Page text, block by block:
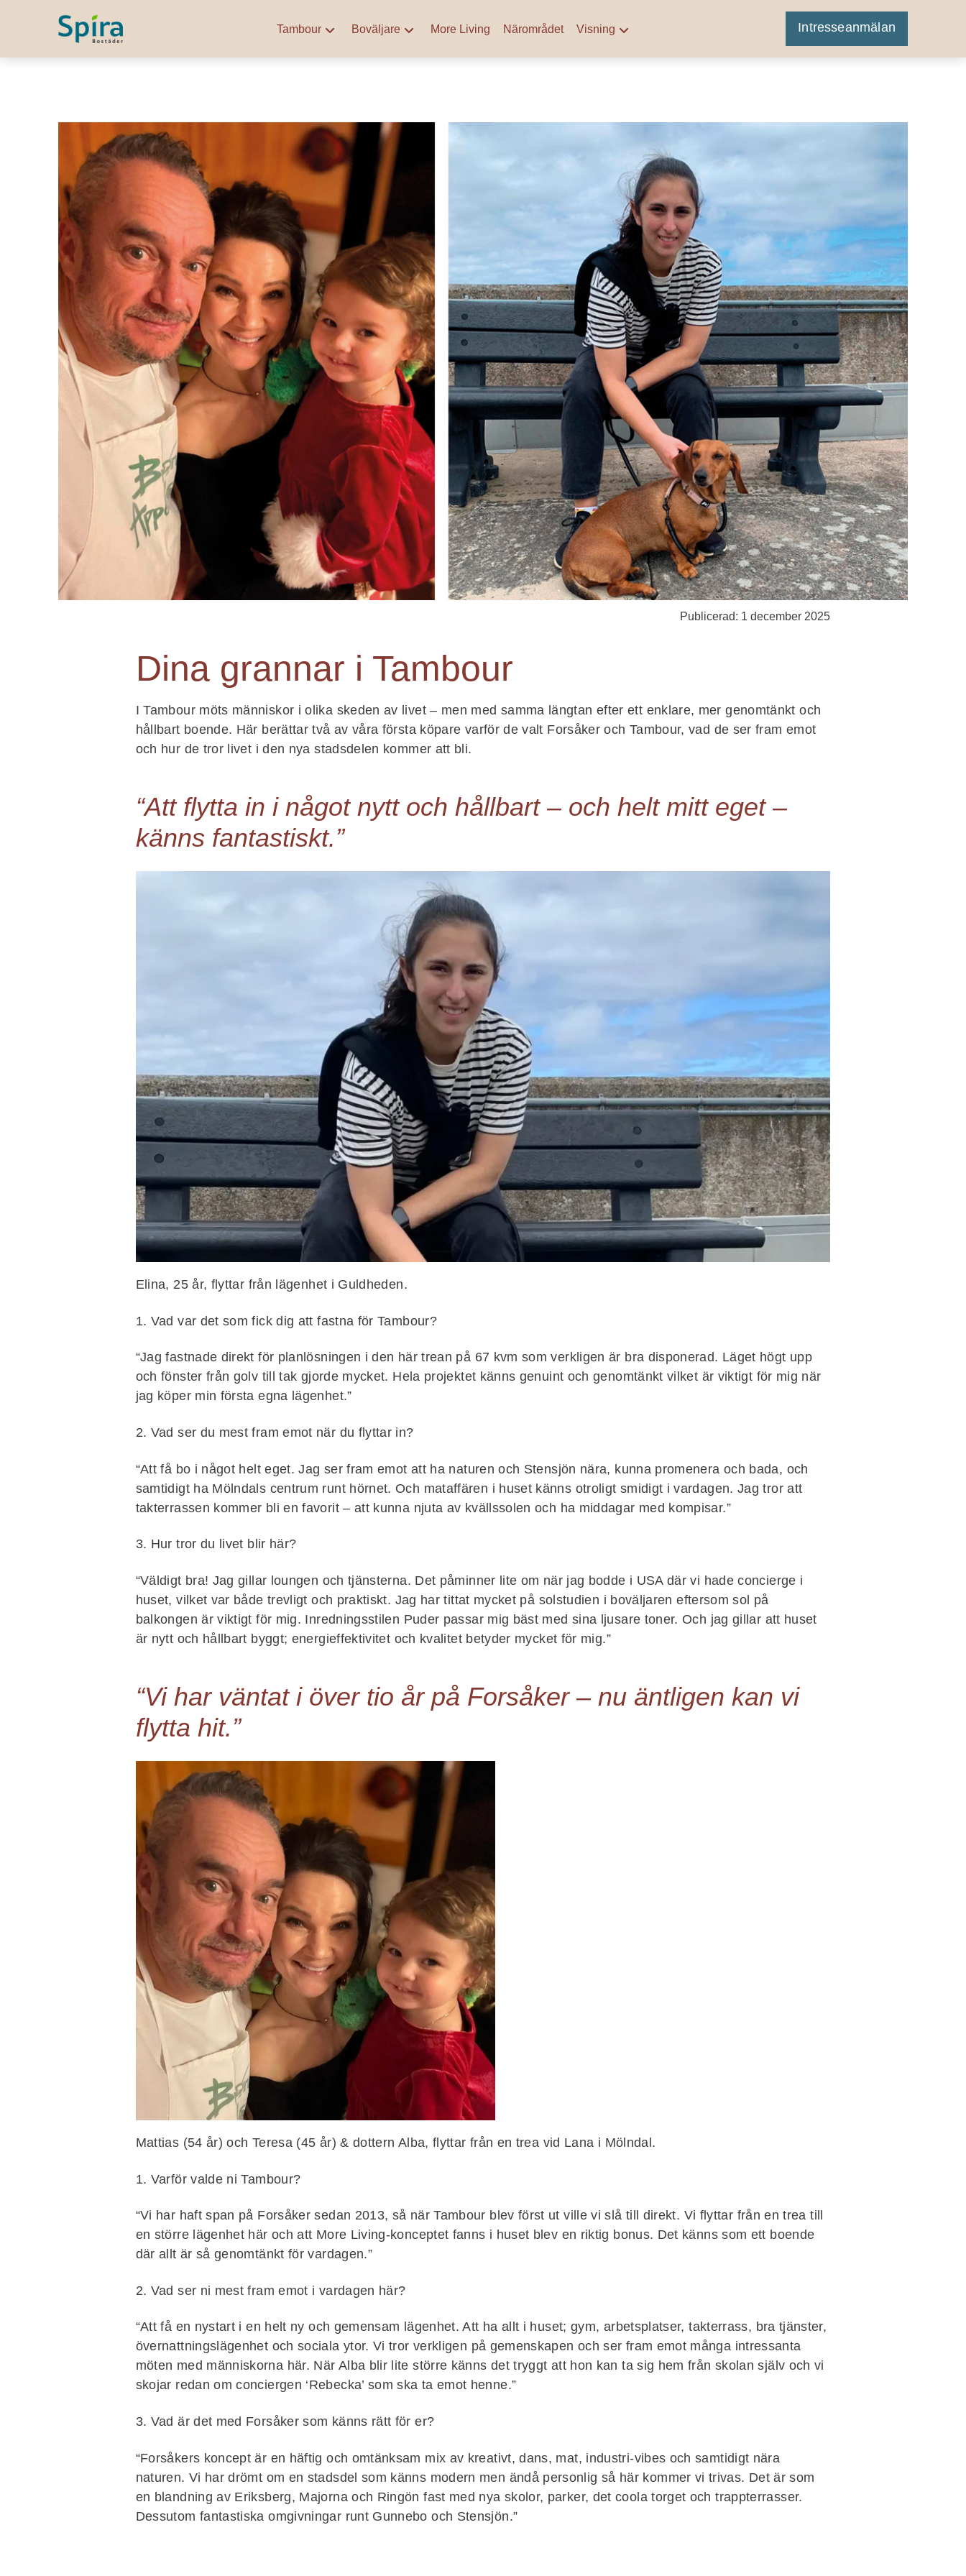
Tambour Boväljare More Living Närområdet Visning Intresseanmälan
Publicerad: 1 december 2025
Dina grannar i Tambour
I Tambour möts människor i olika skeden av livet – men med samma längtan efter ett enklare, mer genomtänkt och
hållbart boende. Här berättar två av våra första köpare varför de valt Forsåker och Tambour, vad de ser fram emot
och hur de tror livet i den nya stadsdelen kommer att bli.
“Att flytta in i något nytt och hållbart – och helt mitt eget –
känns fantastiskt.”
Elina, 25 år, flyttar från lägenhet i Guldheden.
1. Vad var det som fick dig att fastna för Tambour?
“Jag fastnade direkt för planlösningen i den här trean på 67 kvm som verkligen är bra disponerad. Läget högt upp
och fönster från golv till tak gjorde mycket. Hela projektet känns genuint och genomtänkt vilket är viktigt för mig när
jag köper min första egna lägenhet.”
2. Vad ser du mest fram emot när du flyttar in?
“Att få bo i något helt eget. Jag ser fram emot att ha naturen och Stensjön nära, kunna promenera och bada, och
samtidigt ha Mölndals centrum runt hörnet. Och mataffären i huset känns otroligt smidigt i vardagen. Jag tror att
takterrassen kommer bli en favorit – att kunna njuta av kvällssolen och ha middagar med kompisar.”
3. Hur tror du livet blir här?
“Väldigt bra! Jag gillar loungen och tjänsterna. Det påminner lite om när jag bodde i USA där vi hade concierge i
huset, vilket var både trevligt och praktiskt. Jag har tittat mycket på solstudien i boväljaren eftersom sol på
balkongen är viktigt för mig. Inredningsstilen Puder passar mig bäst med sina ljusare toner. Och jag gillar att huset
är nytt och hållbart byggt; energieffektivitet och kvalitet betyder mycket för mig.”
“Vi har väntat i över tio år på Forsåker – nu äntligen kan vi
flytta hit.”
Mattias (54 år) och Teresa (45 år) & dottern Alba, flyttar från en trea vid Lana i Mölndal.
1. Varför valde ni Tambour?
“Vi har haft span på Forsåker sedan 2013, så när Tambour blev först ut ville vi slå till direkt. Vi flyttar från en trea till
en större lägenhet här och att More Living-konceptet fanns i huset blev en riktig bonus. Det känns som ett boende
där allt är så genomtänkt för vardagen.”
2. Vad ser ni mest fram emot i vardagen här?
“Att få en nystart i en helt ny och gemensam lägenhet. Att ha allt i huset; gym, arbetsplatser, takterrass, bra tjänster,
övernattningslägenhet och sociala ytor. Vi tror verkligen på gemenskapen och ser fram emot många intressanta
möten med människorna här. När Alba blir lite större känns det tryggt att hon kan ta sig hem från skolan själv och vi
skojar redan om conciergen ‘Rebecka’ som ska ta emot henne.”
3. Vad är det med Forsåker som känns rätt för er?
“Forsåkers koncept är en häftig och omtänksam mix av kreativt, dans, mat, industri-vibes och samtidigt nära
naturen. Vi har drömt om en stadsdel som känns modern men ändå personlig så här kommer vi trivas. Det är som
en blandning av Eriksberg, Majorna och Ringön fast med nya skolor, parker, det coola torget och trappterrasser.
Dessutom fantastiska omgivningar runt Gunnebo och Stensjön.”